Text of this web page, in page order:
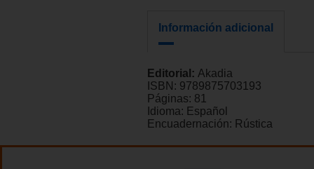
Información adicional
Editorial: Akadia
ISBN: 9789875703193
Páginas: 81
Idioma: Español
Encuadernación: Rústica